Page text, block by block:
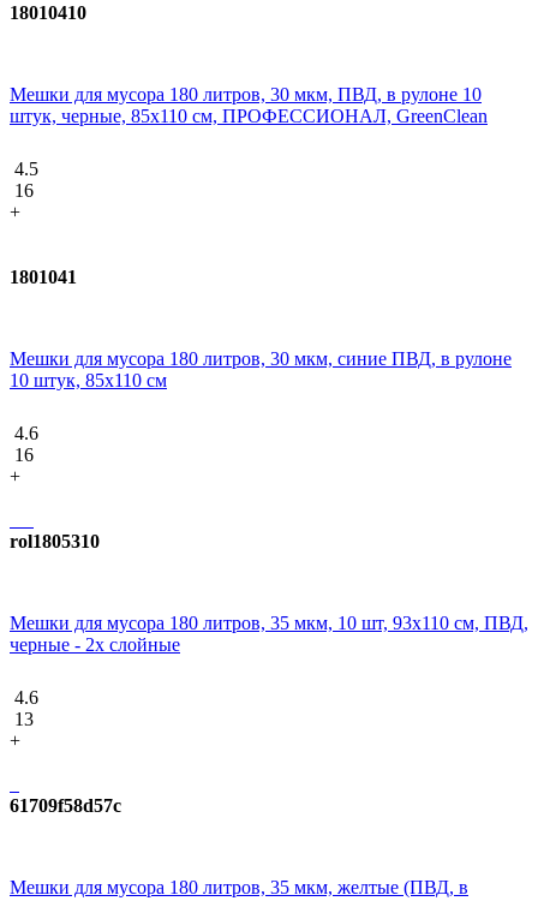
18010410
Мешки для мусора 180 литров, 30 мкм, ПВД, в рулоне 10
штук, черные, 85x110 см, ПРОФЕССИОНАЛ, GreenClean
4.5
16
+
1801041
Мешки для мусора 180 литров, 30 мкм, синие ПВД, в рулоне
10 штук, 85x110 см
4.6
16
+
rol1805310
Мешки для мусора 180 литров, 35 мкм, 10 шт, 93х110 см, ПВД,
черные - 2х слойные
4.6
13
+
61709f58d57c
Мешки для мусора 180 литров, 35 мкм, желтые (ПВД, в